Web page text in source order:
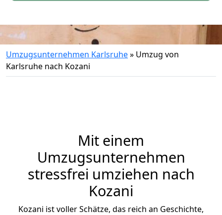
Umzugsunternehmen Karlsruhe» Umzug von
Karlsruhe nach Kozani
Mit einem
Umzugsunternehmen
stressfrei umziehen nach
Kozani
Kozani ist voller Schätze, das reich an Geschichte,